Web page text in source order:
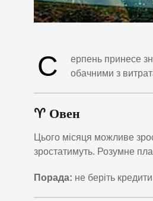
С
ерпень принесе
обачними з
♈ Овен
Цього місяця можливе
зростатимуть. Розумне
Порада: не беріть